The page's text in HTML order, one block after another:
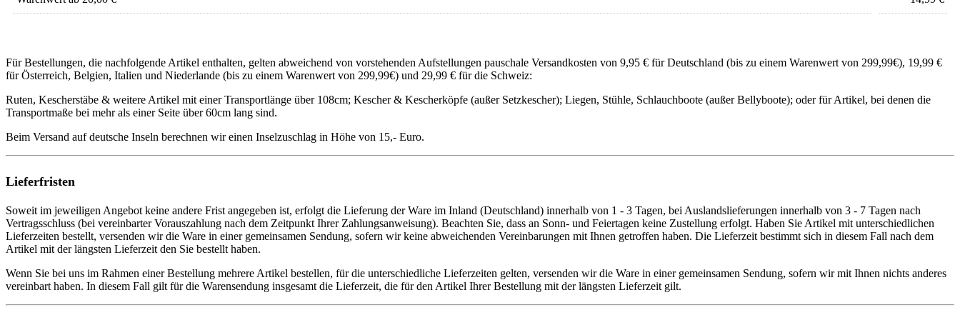
Für Bestellungen, die nachfolgende Artikel enthalten, gelten abweichend von vorstehenden Aufstellungen pauschale Versandkosten von 9,95 € für Deutschland (bis zu einem Warenwert von 299,99€), 19,99 €
für Österreich, Belgien, Italien und Niederlande (bis zu einem Warenwert von 299,99€) und 29,99 € für die Schweiz:
Ruten, Kescherstäbe & weitere Artikel mit einer Transportlänge über 108cm; Kescher & Kescherköpfe (außer Setzkescher); Liegen, Stühle, Schlauchboote (außer Bellyboote); oder für Artikel, bei denen die
Transportmaße bei mehr als einer Seite über 60cm lang sind.
Beim Versand auf deutsche Inseln berechnen wir einen Inselzuschlag in Höhe von 15,- Euro.
Lieferfristen
Soweit im jeweiligen Angebot keine andere Frist angegeben ist, erfolgt die Lieferung der Ware im Inland (Deutschland) innerhalb von 1 - 3 Tagen, bei Auslandslieferungen innerhalb von 3 - 7 Tagen nach
Vertragsschluss (bei vereinbarter Vorauszahlung nach dem Zeitpunkt Ihrer Zahlungsanweisung). Beachten Sie, dass an Sonn- und Feiertagen keine Zustellung erfolgt. Haben Sie Artikel mit unterschiedlichen
Lieferzeiten bestellt, versenden wir die Ware in einer gemeinsamen Sendung, sofern wir keine abweichenden Vereinbarungen mit Ihnen getroffen haben. Die Lieferzeit bestimmt sich in diesem Fall nach dem
Artikel mit der längsten Lieferzeit den Sie bestellt haben.
Wenn Sie bei uns im Rahmen einer Bestellung mehrere Artikel bestellen, für die unterschiedliche Lieferzeiten gelten, versenden wir die Ware in einer gemeinsamen Sendung, sofern wir mit Ihnen nichts anderes
vereinbart haben. In diesem Fall gilt für die Warensendung insgesamt die Lieferzeit, die für den Artikel Ihrer Bestellung mit der längsten Lieferzeit gilt.